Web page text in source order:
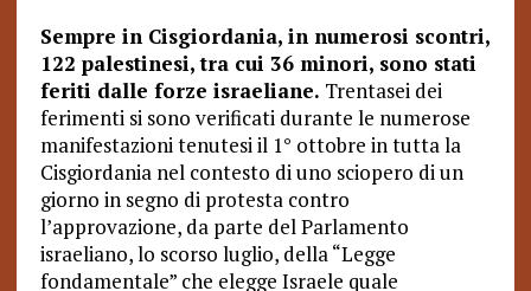
Sempre in Cisgiordania, in numerosi scontri,
122 palestinesi, tra cui 36 minori, sono stati
feriti dalle forze israeliane. Trentasei dei
ferimenti si sono verificati durante le numerose
manifestazioni tenutesi il 1° ottobre in tutta la
Cisgiordania nel contesto di uno sciopero di un
giorno in segno di protesta contro
l’approvazione, da parte del Parlamento
israeliano, lo scorso luglio, della “Legge
fondamentale” che elegge Israele quale